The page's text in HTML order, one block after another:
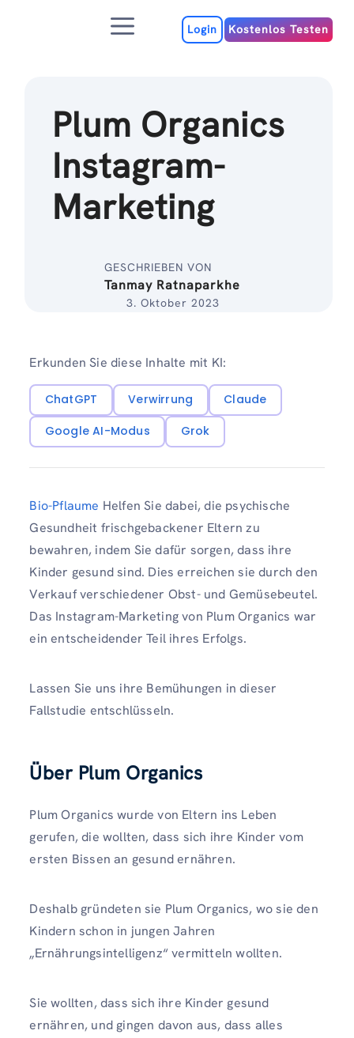
MenuLogin Kostenlos Testen
Plum Organics
Instagram-
Marketing
GESCHRIEBEN VON
Tanmay Ratnaparkhe
3. Oktober 2023
Erkunden Sie diese Inhalte mit KI:
ChatGPT Verwirrung
Claude
Google AI-Modus
Grok
Bio-Pflaume Helfen Sie dabei, die psychische
Gesundheit frischgebackener Eltern zu
bewahren, indem Sie dafür sorgen, dass ihre
Kinder gesund sind. Dies erreichen sie durch den
Verkauf verschiedener Obst- und Gemüsebeutel.
Das Instagram-Marketing von Plum Organics war
ein entscheidender Teil ihres Erfolgs.
Lassen Sie uns ihre Bemühungen in dieser
Fallstudie entschlüsseln.
Über Plum Organics
Plum Organics wurde von Eltern ins Leben
gerufen, die wollten, dass sich ihre Kinder vom
ersten Bissen an gesund ernähren.
Deshalb gründeten sie Plum Organics, wo sie den
Kindern schon in jungen Jahren
„Ernährungsintelligenz“ vermitteln wollten.
Sie wollten, dass sich ihre Kinder gesund
ernähren, und gingen davon aus, dass alles